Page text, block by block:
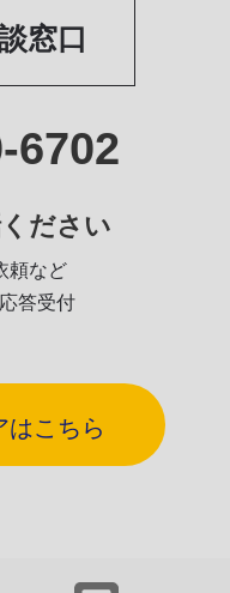
窓口
6702
ださい
頼など
答受付
はこちら